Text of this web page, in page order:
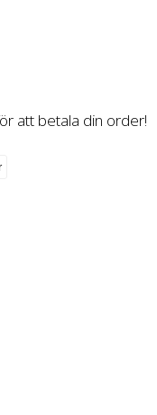
att betala din order!